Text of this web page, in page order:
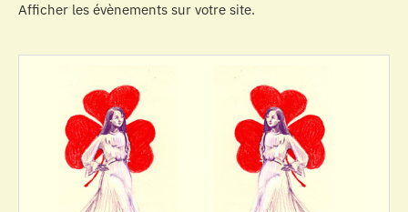
Afficher les évènements sur votre site.